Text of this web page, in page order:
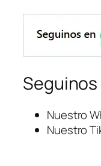
Seguinos
Nuestro
Nuestro